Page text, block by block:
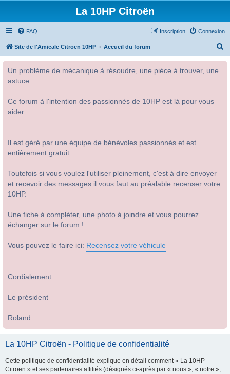
La 10HP Citroën
FAQ Connexion
Inscription
Site de l'Amicale Citroën 10HP Accueil du forum
Un problème de mécanique à résoudre, une pièce à trouver, une
astuce ....
Ce forum à l'intention des passionnés de 10HP est là pour vous
aider.
Il est géré par une équipe de bénévoles passionnés et est
entièrement gratuit.
Toutefois si vous voulez l'utiliser pleinement, c'est à dire envoyer
et recevoir des messages il vous faut au préalable recenser votre
10HP.
Une fiche à compléter, une photo à joindre et vous pourrez
échanger sur le forum !
Vous pouvez le faire ici: Recensez votre véhicule
Cordialement
Le président
Roland
La 10HP Citroën - Politique de confidentialité
Cette politique de confidentialité explique en détail comment « La 10HP
Citroën » et ses partenaires affiliés (désignés ci-après par « nous », « notre »,